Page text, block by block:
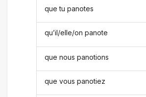
que tu panotes
qu’il/elle/on panote
que nous panotions
que vous panotiez